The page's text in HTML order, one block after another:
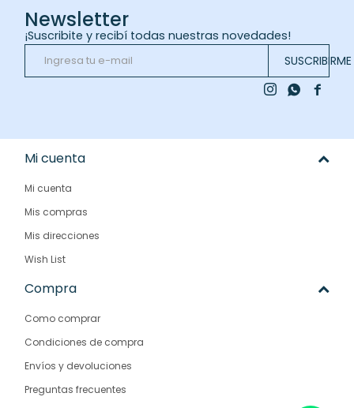
Newsletter
¡Suscribite y recibí todas nuestras novedades!
SUSCRIBIRME

 
Mi cuenta
Mi cuenta
Mis compras
Mis direcciones
Wish List
Compra
Como comprar
Condiciones de compra
Envíos y devoluciones
Preguntas frecuentes